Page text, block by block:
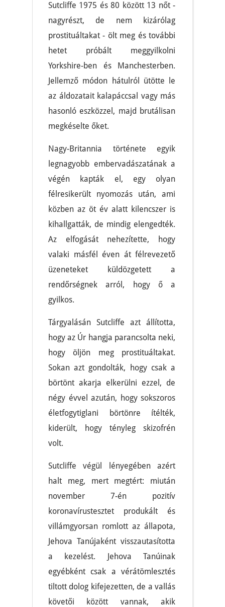
Sutcliffe 1975 és 80 között 13 nőt -
nagyrészt, de nem kizárólag
prostituáltakat - ölt meg és további
hetet próbált meggyilkolni
Yorkshire-ben és Manchesterben.
Jellemző módon hátulról ütötte le
az áldozatait kalapáccsal vagy más
hasonló eszközzel, majd brutálisan
megkéselte őket.
Nagy-Britannia története egyik
legnagyobb embervadászatának a
végén kapták el, egy olyan
félresikerült nyomozás után, ami
közben az öt év alatt kilencszer is
kihallgatták, de mindig elengedték.
Az elfogását nehezítette, hogy
valaki másfél éven át félrevezető
üzeneteket küldözgetett a
rendőrségnek arról, hogy ő a
gyilkos.
Tárgyalásán Sutcliffe azt állította,
hogy az Úr hangja parancsolta neki,
hogy öljön meg prostituáltakat.
Sokan azt gondolták, hogy csak a
börtönt akarja elkerülni ezzel, de
négy évvel azután, hogy sokszoros
életfogytiglani börtönre ítélték,
kiderült, hogy tényleg skizofrén
volt.
Sutcliffe végül lényegében azért
halt meg, mert megtért: miután
november 7-én pozitív
koronavírustesztet produkált és
villámgyorsan romlott az állapota,
Jehova Tanújaként visszautasította
a kezelést. Jehova Tanúinak
egyébként csak a vérátömlesztés
tiltott dolog kifejezetten, de a vallás
követői között vannak, akik